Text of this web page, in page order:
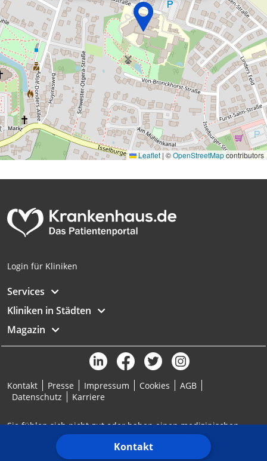
Leaflet | ©OpenStreetMapcontributors
Kontakt
Login für Kliniken
Services
Kliniken in Städten
Magazin
Kontakt Presse Impressum Cookies
AGB
Datenschutz
Karriere
Sie fühlen sich nicht gut oder haben einen medizinischen
Notfall? Ärztlicher Bereitschaftsdienst: 116117 | Notruf: 112